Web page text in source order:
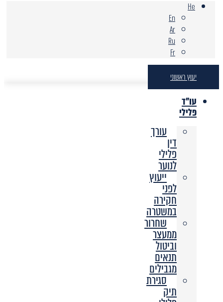
He
En
Ar
Ru
Fr
יעוץ ראשוני
עו"ד
פלילי
עורך
דין
פלילי
לנוער
ייעוץ
לפני
חקירה
במשטרה
שחרור
ממעצר
וביטול
תנאים
מגבילים
סגירת
תיק